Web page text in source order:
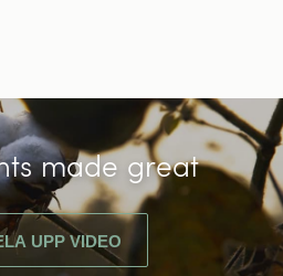
made great
UPP VIDEO